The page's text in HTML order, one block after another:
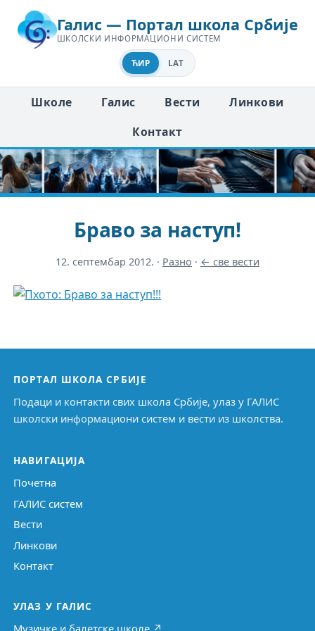
Галис — Портал школа Србије
ШКОЛСКИ ИНФОРМАЦИОНИ СИСТЕМ
ЋИР LAT
Школе Галис Вести
Линкови
Контакт
Браво за наступ!
12. септембар 2012. · Разно · ← све вести
ПОРТАЛ ШКОЛА СРБИЈЕ
Подаци и контакти свих школа Србије, улаз у ГАЛИС
школски информациони систем и вести из школства.
НАВИГАЦИЈА
Почетна
ГАЛИС систем
Вести
Линкови
Контакт
УЛАЗ У ГАЛИС